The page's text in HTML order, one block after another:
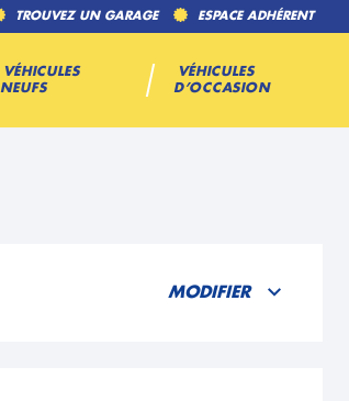
TROUVEZ UN GARAGE ESPACE ADHÉRENT
VÉHICULES
NEUFS
VÉHICULES
D’OCCASION
MODIFIER